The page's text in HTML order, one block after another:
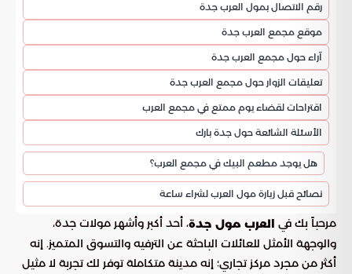
رقم الاتصال بمول العرب جدة
موقع مجمع العرب جدة
آراء حول مجمع العرب جدة
تعليقات الزوار حول مجمع العرب جدة
اقتراحات لقضاء يوم ممتع في مجمع العرب
الأسئلة الشائعة حول جدة بارك
هل يوجد مطعم البيك في مجمع العرب؟
نصائح قبل زيارة مول العرب لشراء ساعة
مرحباً بك في العرب مول جدة، أحد أكبر وأشهر مولات جدة،
والوجهة الأمثل للعائلات الباحثة عن الترفيه والتسوق المتميز. إنه
أكثر من مجرد مركز تجاري؛ إنه مدينة متكاملة توفر لك تجربة لا مثيل